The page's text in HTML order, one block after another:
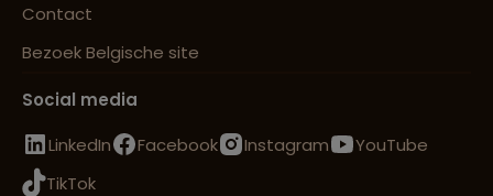
Contact
Bezoek Belgische site
Social media
LinkedIn
Facebook Instagram
YouTube
TikTok